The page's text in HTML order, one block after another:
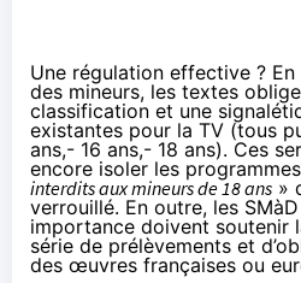
Une régulation effective ?
des mineurs, les textes
classification et une
existantes pour la TV (tous
ans,- 16 ans,- 18 ans). Ces
encore isoler les
interdits aux mineurs de 18 ans »
verrouillé. En outre, les
importance doivent soutenir
série de prélèvements et
des œuvres françaises ou